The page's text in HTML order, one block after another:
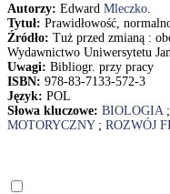
Autorzy: Edward Mleczko.
Tytuł: Prawidłowość,
Źródło: Tuż przed zmianą :
Wydawnictwo Uniwersytetu
Uwagi: Bibliogr. przy pracy
ISBN: 978-83-7133-572-3
Język: POL
Słowa kluczowe: BIOLOGIA;
MOTORYCZNY; ROZWÓJ